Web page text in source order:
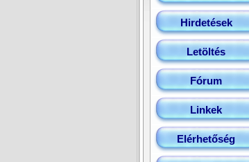
Hirdetések
Letöltés
Fórum
Linkek
Elérhetőség